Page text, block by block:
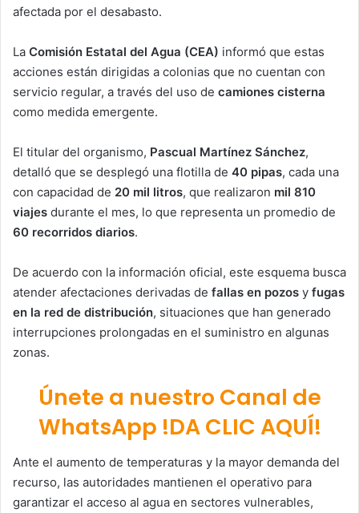
afectada por el desabasto.
La Comisión Estatal del Agua (CEA) informó que estas
acciones están dirigidas a colonias que no cuentan con
servicio regular, a través del uso de camiones cisterna
como medida emergente.
El titular del organismo, Pascual Martínez Sánchez,
detalló que se desplegó una flotilla de 40 pipas, cada una
con capacidad de 20 mil litros, que realizaron mil 810
viajes durante el mes, lo que representa un promedio de
60 recorridos diarios.
De acuerdo con la información oficial, este esquema busca
atender afectaciones derivadas de fallas en pozos y fugas
en la red de distribución, situaciones que han generado
interrupciones prolongadas en el suministro en algunas
zonas.
Únete a nuestro Canal de
WhatsApp !DA CLIC AQUÍ!
Ante el aumento de temperaturas y la mayor demanda del
recurso, las autoridades mantienen el operativo para
garantizar el acceso al agua en sectores vulnerables,